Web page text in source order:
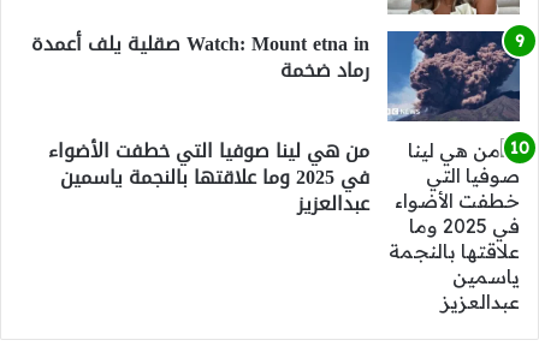
Watch: Mount etna in صقلية يلف أعمدة
رماد ضخمة
من هي لينا صوفيا التي خطفت الأضواء
في 2025 وما علاقتها بالنجمة ياسمين
عبدالعزيز